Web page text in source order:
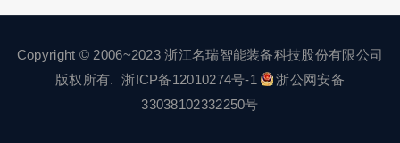
Copyright © 2006~2023 浙江名瑞智能装备科技股份有限公司
版权所有.浙ICP备12010274号-1
浙公网安备
33038102332250号